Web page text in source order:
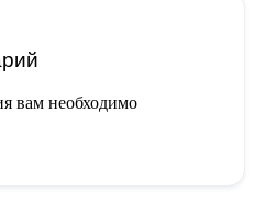
вам необходимо